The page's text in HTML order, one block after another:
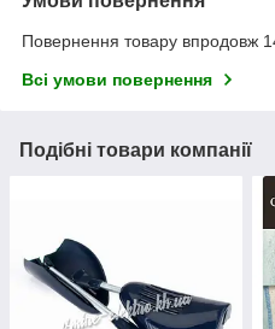
Повернення товару впродовж
Всі умови повернення
Подібні товари компанії